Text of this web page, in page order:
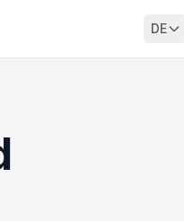
DE